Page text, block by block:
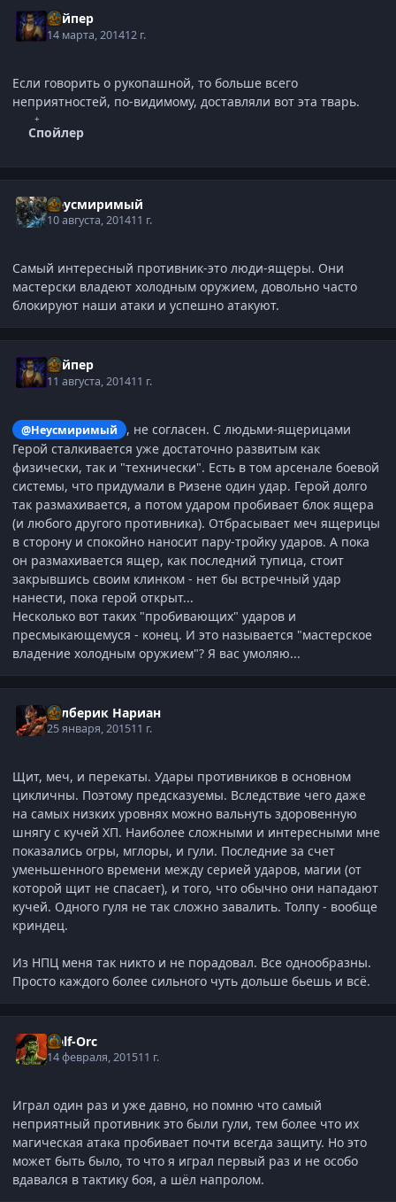
Вайпер
14 марта, 201412 г.
Если говорить о рукопашной, то больше всего
неприятностей, по-видимому, доставляли вот эта тварь.
Спойлер
Неусмиримый
10 августа, 201411 г.
Самый интересный противник-это люди-ящеры. Они
мастерски владеют холодным оружием, довольно часто
блокируют наши атаки и успешно атакуют.
Вайпер
11 августа, 201411 г.
@Неусмиримый
, не согласен. С людьми-ящерицами
Герой сталкивается уже достаточно развитым как
физически, так и "технически". Есть в том арсенале боевой
системы, что придумали в Ризене один удар. Герой долго
так размахивается, а потом ударом пробивает блок ящера
(и любого другого противника). Отбрасывает меч ящерицы
в сторону и спокойно наносит пару-тройку ударов. А пока
он размахивается ящер, как последний тупица, стоит
закрывшись своим клинком - нет бы встречный удар
нанести, пока герой открыт...
Несколько вот таких "пробивающих" ударов и
пресмыкающемуся - конец. И это называется "мастерское
владение холодным оружием"? Я вас умоляю...
Рэлберик Нариан
25 января, 201511 г.
Щит, меч, и перекаты. Удары противников в основном
цикличны. Поэтому предсказуемы. Вследствие чего даже
на самых низких уровнях можно вальнуть здоровенную
шнягу с кучей ХП. Наиболее сложными и интересными мне
показались огры, мглоры, и гули. Последние за счет
уменьшенного времени между серией ударов, магии (от
которой щит не спасает), и того, что обычно они нападают
кучей. Одного гуля не так сложно завалить. Толпу - вообще
криндец.
Из НПЦ меня так никто и не порадовал. Все однообразны.
Просто каждого более сильного чуть дольше бьешь и всё.
Half-Orc
14 февраля, 201511 г.
Играл один раз и уже давно, но помню что самый
неприятный противник это были гули, тем более что их
магическая атака пробивает почти всегда защиту. Но это
может быть было, то что я играл первый раз и не особо
вдавался в тактику боя, а шёл напролом.